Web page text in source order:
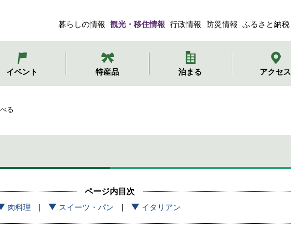
メ
ニ
ー
暮らしの情報 観光・移住情報 行政情報 防災情報 ふるさと納税
イベント 特産品 泊まる アクセス
る
ページ内目次
肉料理 スイーツ・パン イタリアン